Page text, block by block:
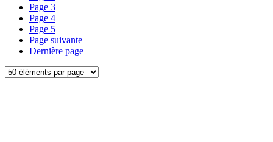
Page 3
Page 4
Page 5
Page suivante
Dernière page